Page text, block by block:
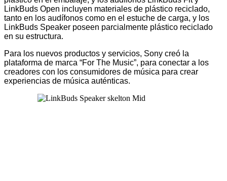
LinkBuds Open incluyen materiales de plástico reciclado,
tanto en los audífonos como en el estuche de carga, y los
LinkBuds Speaker poseen parcialmente plástico reciclado
en su estructura.
Para los nuevos productos y servicios, Sony creó la
plataforma de marca “For The Music”, para conectar a los
creadores con los consumidores de música para crear
experiencias de música auténticas.